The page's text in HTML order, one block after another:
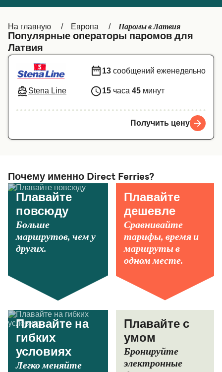
Ελλάδα Belgique (FR)
Polska
Schweiz (DE) Norge
Україна Indonesia
المغرب Maroc (FR)
На главную Европа Паромы в Латвия
Популярные операторы паромов для
Латвия
Stena Line
13 сообщений еженедельно
15 часа 45 минут
Получить цену
Почему именно Direct Ferries?
Плавайте
повсюду
Больше
маршрутов, чем у
других.
Плавайте
дешевле
Сравнивайте
тарифы, время и
маршруты в
одном месте.
Плавайте на
гибких
условиях
Легко меняйте
Плавайте с
умом
Бронируйте
электронные